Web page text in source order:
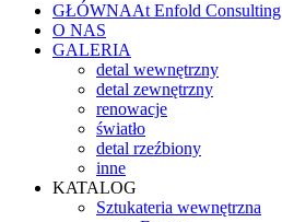
GŁÓWNAAt Enfold Consulting
O NAS
GALERIA
detal wewnętrzny
detal zewnętrzny
renowacje
światło
detal rzeźbiony
inne
KATALOG
Sztukateria wewnętrzna